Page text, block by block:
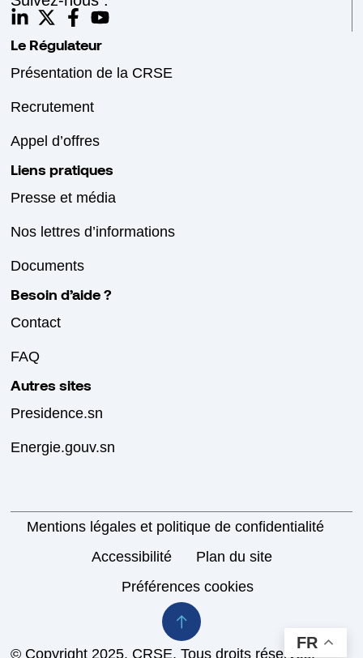
Le Régulateur
Présentation de la CRSE
Recrutement
Appel d’offres
Liens pratiques
Presse et média
Nos lettres d’informations
Documents
Besoin d’aide ?
Contact
FAQ
Autres sites
Presidence.sn
Energie.gouv.sn
© Copyright 2025, CRSE. Tous droits réservés.
Mentions légales et politique de confidentialité
Accessibilité
Plan du site
Préférences cookies
FR